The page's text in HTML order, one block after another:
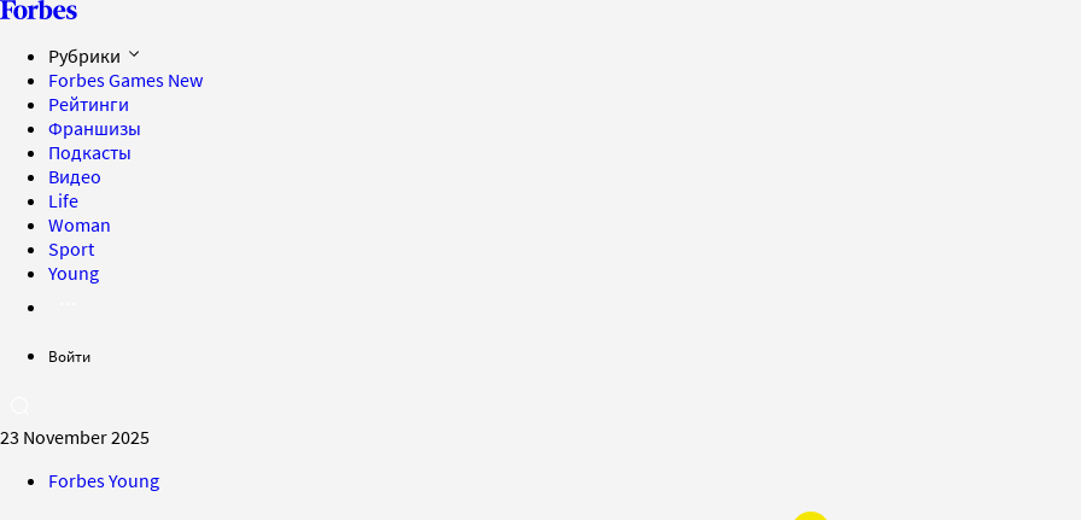
Рубрики
Forbes Games New
Рейтинги
Франшизы
Подкасты
Видео
Life
Woman
Sport
Young
Войти
23 November 2025
Forbes Young